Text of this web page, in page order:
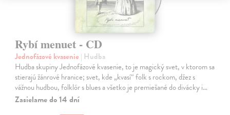
Rybí menuet - CD
Jednofázové kvasenie | Hudba
Hudba skupiny Jednofázové kvasenie, to je magický svet, v ktorom sa
stierajú žánrové hranice; svet, kde „kvasí“ folk s rockom, džez s
vážnou hudbou, folklór s blues a všetko je premiešané do divácky i…
Zasielame do 14 dní